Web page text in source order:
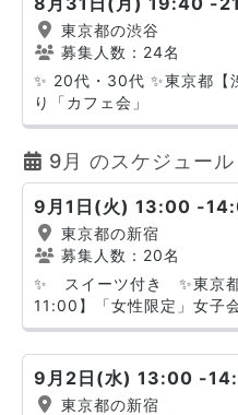
東京都の渋谷
募集人数：24名
✨ 20代・30代 ✨東京都
り「カフェ会」
9月 のスケジュール
9月1日(火) 13:00 -
東京都の新宿
募集人数：20名
✨ スイーツ付き ✨東京
11:00】「女性限定」女子
9月2日(水) 13:00 -
東京都の新宿